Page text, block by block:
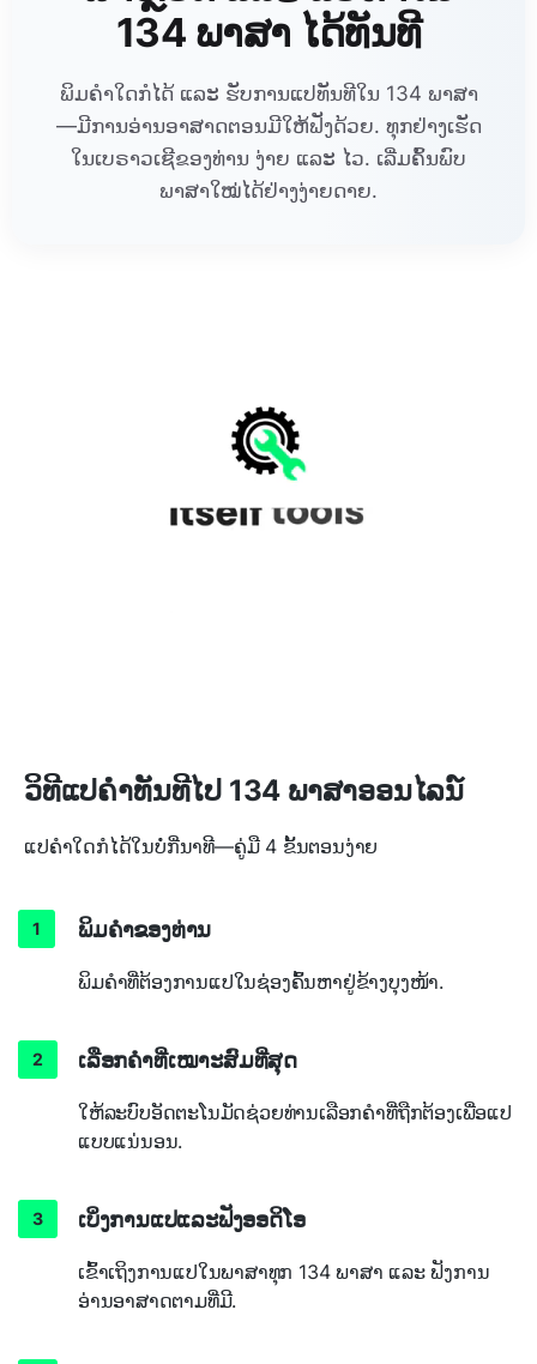
134 ພາສາ ໄດ້ທັນທີ
ພິມຄຳໃດກໍໄດ້ ແລະ ຮັບການແປທັນທີໃນ 134 ພາສາ
—ມີການອ່ານອາສາດຕອນມີໃຫ້ຟັງດ້ວຍ. ທຸກຢ່າງເຮັດ
ໃນເບຣາວເຊີຂອງທ່ານ ງ່າຍ ແລະ ໄວ. ເລີ່ມຄົ້ນພົບ
ພາສາໃໝ່ໄດ້ຢ່າງງ່າຍດາຍ.
ວິທີແປຄຳທັນທີໄປ 134 ພາສາອອນໄລນ໌
ແປຄຳໃດກໍໄດ້ໃນບໍ່ກີ່ນາທີ—ຄູ່ມື 4 ຂັ້ນຕອນງ່າຍ
ພິມຄຳຂອງທ່ານ
ພິມຄຳທີ່ຕ້ອງການແປໃນຊ່ອງຄົ້ນຫາຢູ່ຂ້າງບຸງໜ້າ.
ເລືອກຄຳທີ່ເໝາະສົມທີ່ສຸດ
ໃຫ້ລະບົບອັດຕະໂນມັດຊ່ວຍທ່ານເລືອກຄຳທີ່ຖືກຕ້ອງເພື່ອແປ
ແບບແນ່ນອນ.
ເບິ່ງການແປແລະຟັງອອດິໂອ
ເຂົ້າເຖິງການແປໃນພາສາທຸກ 134 ພາສາ ແລະ ຟັງການ
ອ່ານອາສາດຕາມທີ່ມີ.